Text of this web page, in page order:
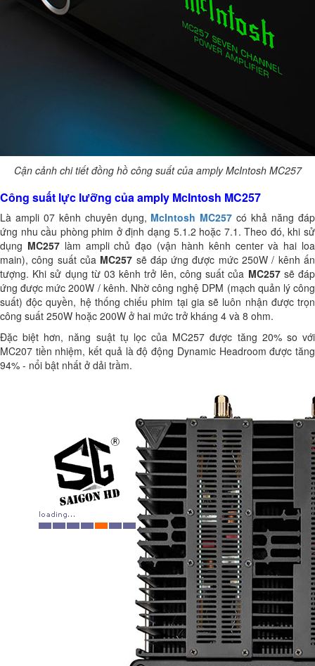
Cận cảnh chi tiết đồng hồ công suất của amply McIntosh MC257
Công suất lực lưỡng của amply McIntosh MC257
Là ampli 07 kênh chuyên dụng, McIntosh MC257 có khả năng đáp
ứng nhu cầu phòng phim ở định dạng 5.1.2 hoặc 7.1. Theo đó, khi sử
dụng MC257làm ampli chủ đạo (vận hành kênh center và hai loa
main), công suất của MC257 sẽ đáp ứng được mức 250W / kênh ấn
tượng. Khi sử dụng từ 03 kênh trở lên, công suất của MC257sẽ đáp
ứng được mức 200W / kênh. Nhờ công nghệ DPM (mạch quản lý công
suất) độc quyền, hệ thống chiếu phim tại gia sẽ luôn nhận được trọn
công suất 250W hoặc 200W ở hai mức trở kháng 4 và 8 ohm.
Đặc biệt hơn, năng suật tụ lọc của MC257 được tăng 20% so với
MC207 tiền nhiệm, kết quả là độ động Dynamic Headroom được tăng
94% - nổi bật nhất ở dải trầm.